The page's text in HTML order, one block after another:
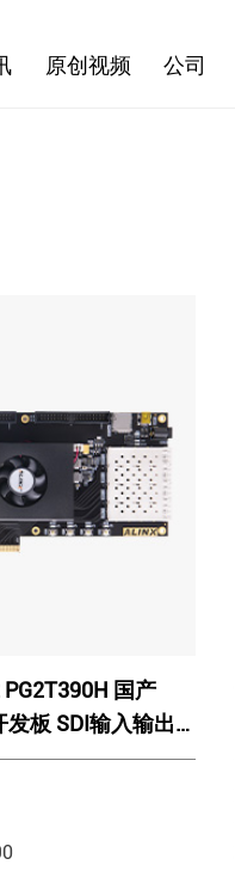
原创视频 公司
国产
发板 SDI输入输出